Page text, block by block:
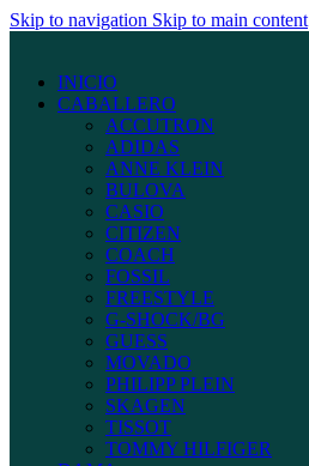
Skip to navigation Skip to main content
INICIO
CABALLERO
ACCUTRON
ADIDAS
ANNE KLEIN
BULOVA
CASIO
CITIZEN
COACH
FOSSIL
FREESTYLE
G-SHOCK/BG
GUESS
MOVADO
PHILIPP PLEIN
SKAGEN
TISSOT
TOMMY HILFIGER